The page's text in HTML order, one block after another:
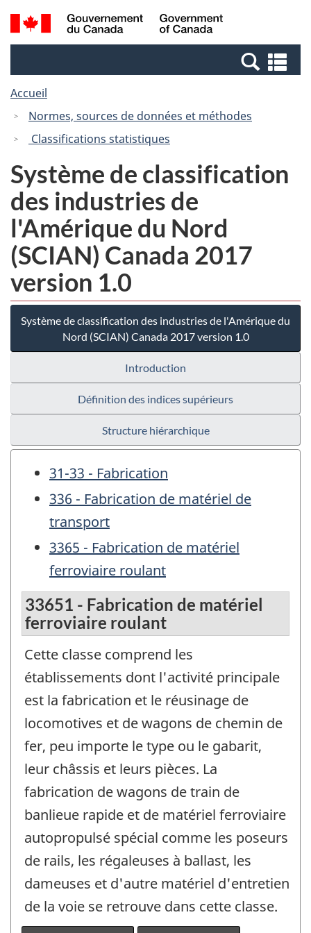
Passer
au
Passer
à
Canada
Recherche
et
et
Accueil
Normes, sources de données et méthodes
Classifications statistiques
Système de classification
des industries de
l'Amérique du Nord
(SCIAN) Canada 2017
version 1.0
Système de classification des industries de l'Amérique du
Nord (SCIAN) Canada 2017 version 1.0
Introduction
Définition des indices supérieurs
Structure hiérarchique
31-33 - Fabrication
336 - Fabrication de matériel de
transport
3365 - Fabrication de matériel
ferroviaire roulant
33651 - Fabrication de matériel
ferroviaire roulant
Cette classe comprend les
établissements dont l'activité principale
est la fabrication et le réusinage de
locomotives et de wagons de chemin de
fer, peu importe le type ou le gabarit,
leur châssis et leurs pièces. La
fabrication de wagons de train de
banlieue rapide et de matériel ferroviaire
autopropulsé spécial comme les poseurs
de rails, les régaleuses à ballast, les
dameuses et d'autre matériel d'entretien
de la voie se retrouve dans cette classe.